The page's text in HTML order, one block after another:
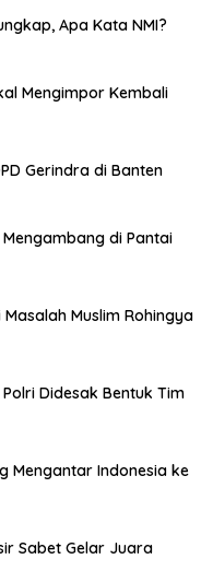
Apa Kata NMI?
Mengimpor Kembali
Gerindra di Banten
Mengambang di Pantai
Muslim Rohingya
Didesak Bentuk Tim
Mengantar Indonesia ke
Sabet Gelar Juara